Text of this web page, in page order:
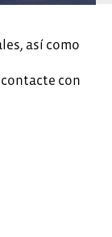
así como
contacte con